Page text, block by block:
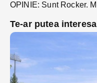
Te-ar putea interesa